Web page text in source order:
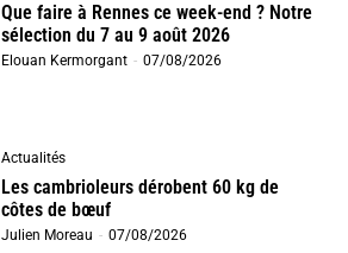
Que faire à Rennes ce week-end ? Notre
sélection du 7 au 9 août 2026
Elouan Kermorgant - 07/08/2026
Actualités
Les cambrioleurs dérobent 60 kg de
côtes de bœuf
Julien Moreau - 07/08/2026